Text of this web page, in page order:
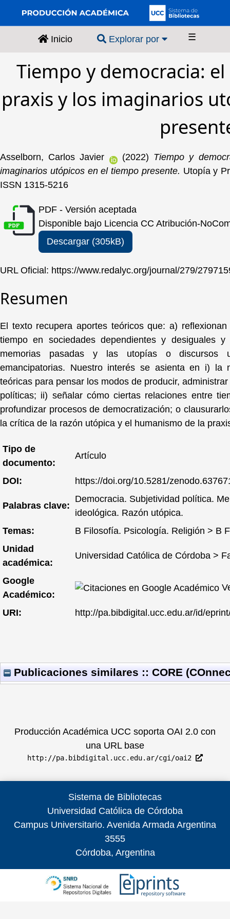
Inicio Explorar por ☰
Tiempo y democracia:
praxis y los imaginarios
Asselborn, Carlos Javier (2022) Tiempo y
imaginarios utópicos en el tiempo presente. Utopía y
ISSN 1315-5216
PDF - Versión aceptada
Disponible bajo Licencia CC Atribución-
Descargar (305kB)
URL Oficial: https://www.redalyc.org/journal/279/
Resumen
El texto recupera aportes teóricos que: a)
tiempo en sociedades dependientes y desiguales
memorias pasadas y las utopías o discursos
emancipatorias. Nuestro interés se asienta en i) la
teóricas para pensar los modos de producir,
políticas; ii) señalar cómo ciertas relaciones entre
profundizar procesos de democratización; o
la crítica de la razón utópica y el humanismo de la
Tipo de
documento:
Artículo
DOI: https://doi.org/10.5281/
Palabras clave:
Democracia. Subjetividad política.
ideológica. Razón utópica.
Temas:
B Filosofía. Psicología. Religión > B
Unidad
académica:
Universidad Católica de Córdoba >
Google
Académico:
URI: http://pa.bibdigital.ucc.edu.ar/id/
Publicaciones similares :: CORE
Producción Académica UCC soporta OAI 2.0 con
una URL base
http://pa.bibdigital.ucc.edu.ar/cgi/oai2
Sistema de Bibliotecas
Universidad Católica de Córdoba
Campus Universitario. Avenida Armada Argentina
3555
Córdoba, Argentina